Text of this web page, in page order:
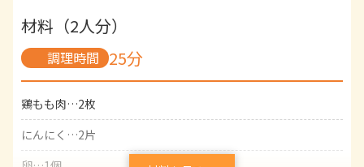
材料（2人分）
調理時間 25分
鶏もも肉…2枚
にんにく…2片